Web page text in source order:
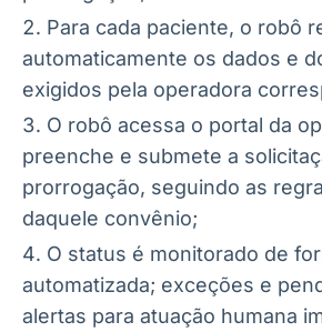
Para cada paciente, o robô
automaticamente os dados e
exigidos pela operadora
O robô acessa o portal da
preenche e submete a
prorrogação, seguindo as
daquele convênio;
O status é monitorado de
automatizada; exceções e
alertas para atuação humana